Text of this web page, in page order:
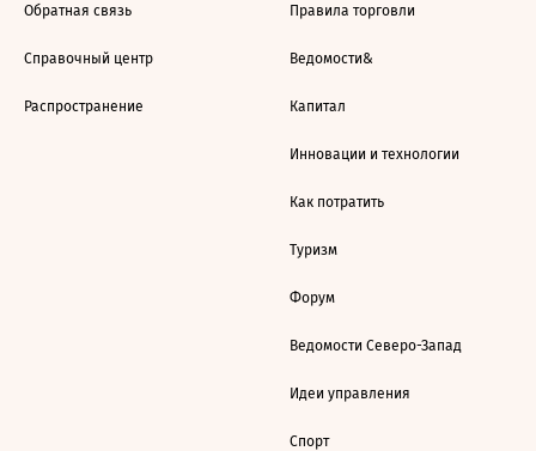
Обратная связь
Справочный центр
Распространение
Правила торговли
Ведомости&
Капитал
Инновации и технологии
Как потратить
Туризм
Форум
Ведомости Северо-Запад
Идеи управления
Спорт